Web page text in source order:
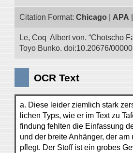
Citation Format: Chicago APA
Le, Coq Albert von. “Chotscho
Toyo Bunko. doi:10.20676/
OCR Text
a. Diese leider ziemlich stark
lichen Typs, wie er im Text zu
findung fehlten die Einfassung
und der breite Anhänger, der
pflegt. Der Stoff ist ein grobes